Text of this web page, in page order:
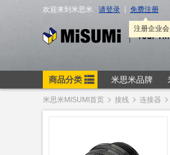
米思米MISUMI首页 接线 连接器